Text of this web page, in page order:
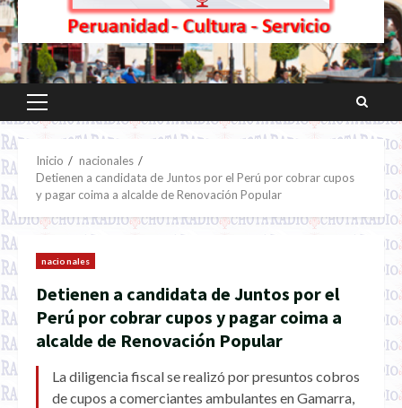
Menú
principal
Inicio
nacionales
Detienen a candidata de Juntos por el Perú por cobrar cupos
y pagar coima a alcalde de Renovación Popular
nacionales
Detienen a candidata de Juntos por el
Perú por cobrar cupos y pagar coima a
alcalde de Renovación Popular
La diligencia fiscal se realizó por presuntos cobros
de cupos a comerciantes ambulantes en Gamarra,